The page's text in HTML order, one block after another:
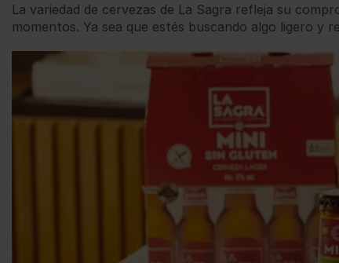
La variedad de cervezas de La Sagra refleja su
momentos. Ya sea que estés buscando algo ligero y